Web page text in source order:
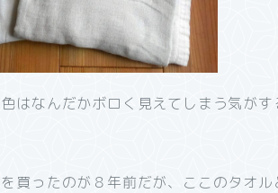
はなんだかボロく見えてしまう気が
買ったのが８年前だが、ここのタオ